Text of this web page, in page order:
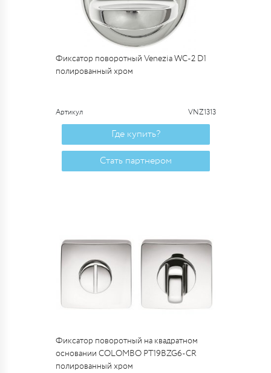
Фиксатор поворотный Venezia WC-2 D1
полированный хром
Артикул VNZ1313
Где купить?
Стать партнером
Фиксатор поворотный на квадратном
основании COLOMBO PT19BZG6-CR
полированный хром